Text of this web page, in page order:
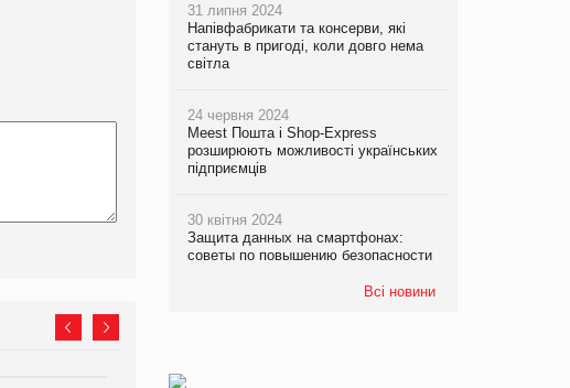
31 липня 2024
Напівфабрикати та консерви, які
стануть в пригоді, коли довго нема
світла
24 червня 2024
Meest Пошта і Shop-Express
розширюють можливості українських
підприємців
30 квітня 2024
Защита данных на смартфонах:
советы по повышению безопасности
Всі новини